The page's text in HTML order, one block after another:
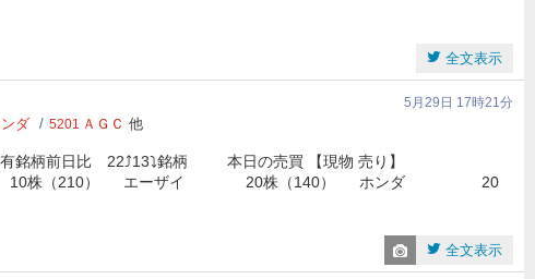
全文表示
5月29日 17時21分
ダ 5201 ＡＧＣ 他
柄前日比 22⤴️13⤵️銘柄 本日の売買 【現物 売り】
株（210） エーザイ 20株（140） ️ ホンダ 20
全文表示